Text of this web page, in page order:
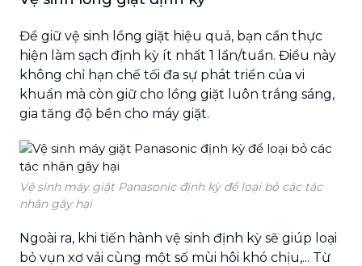
Để giữ vệ sinh lồng giặt hiệu quả, bạn cần thực
hiện làm sạch định kỳ ít nhất 1 lần/tuần. Điều này
không chỉ hạn chế tối đa sự phát triển của vi
khuẩn mà còn giữ cho lồng giặt luôn trắng sáng,
gia tăng độ bền cho máy giặt.
Vệ sinh máy giặt Panasonic định kỳ để loại bỏ các tác
nhân gây hại
Ngoài ra, khi tiến hành vệ sinh định kỳ sẽ giúp loại
bỏ vụn xơ vải cùng một số mùi hôi khó chịu,... Từ